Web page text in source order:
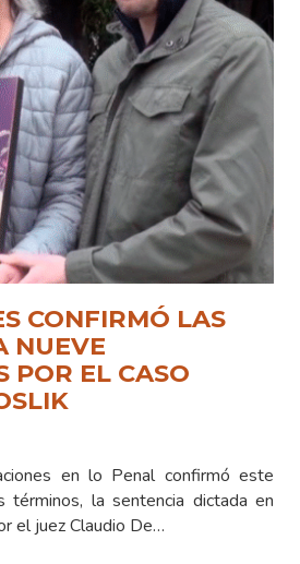
CONFIRMÓ LAS
NUEVE
POR EL CASO
en lo Penal confirmó este
términos, la sentencia dictada en
el juez Claudio De…